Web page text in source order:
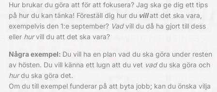
Hur brukar du göra att för att fokusera? Jag ska ge dig ett tips
på hur du kan tänka! Föreställ dig hur duvillatt det ska vara,
exempelvis den 1:e september? Vadvill du då ha gjort till dess
eller hurvill du att det ska vara?
Några exempel: Du vill ha en plan vad du ska göra under resten
av hösten. Du vill känna ett lugn att du vet vaddu ska göra och
hurdu ska göra det.
Om du till exempel funderar på att byta jobb; kan du önska vilja